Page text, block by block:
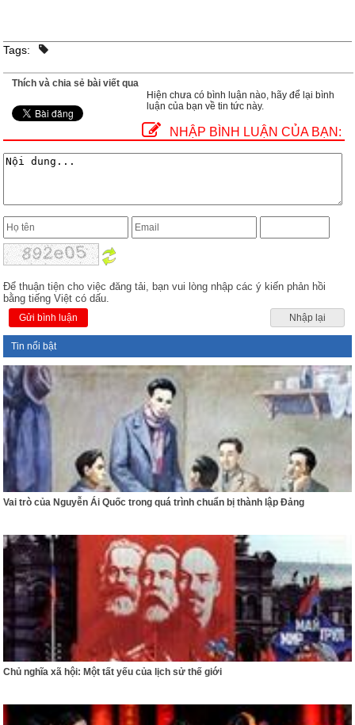
Tags:
Thích và chia sẻ bài viết qua
Hiện chưa có bình luận nào, hãy để lại bình
luận của bạn về tin tức này.
NHẬP BÌNH LUẬN CỦA BẠN:
Để thuận tiện cho việc đăng tải, bạn vui lòng nhập các ý kiến phản hồi
bằng tiếng Việt có dấu.
Gửi bình luận Nhập lại
Tin nổi bật
Vai trò của Nguyễn Ái Quốc trong quá trình chuẩn bị thành lập Đảng
Chủ nghĩa xã hội: Một tất yếu của lịch sử thế giới